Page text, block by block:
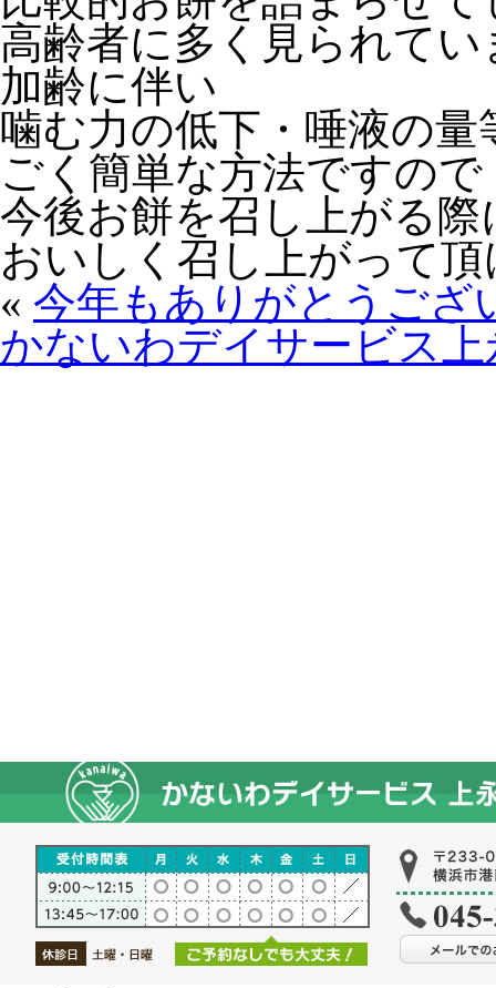
高齢者に多く見られてい
加齢に伴い
噛む力の低下・唾液の
ごく簡単な方法ですので
今後お餅を召し上がる
おいしく召し上がって
« 今年もありがとうござ
かないわデイサービス